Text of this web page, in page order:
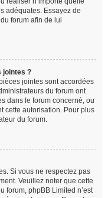
adéquates. Essayez de
forum afin de lui
jointes ?
jointes sont accordées
du forum ont
dans le forum concerné, ou
cette autorisation. Pour plus
du forum.
Si vous ne respectez pas
Veuillez noter que cette
forum, phpBB Limited n’est